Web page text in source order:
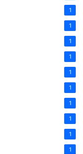
1
1
1
1
1
1
1
1
1
1